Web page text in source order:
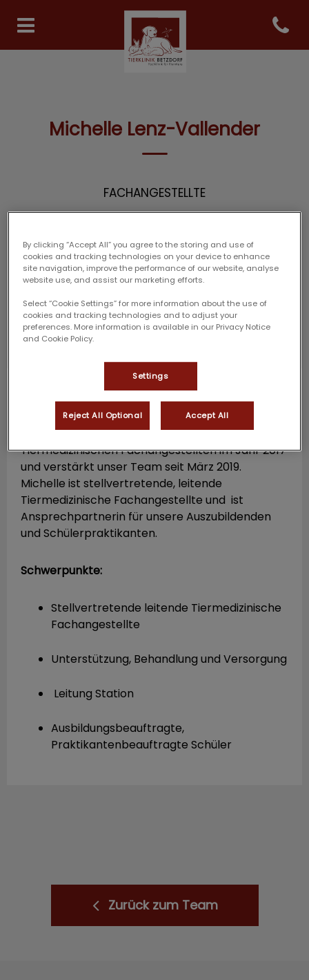
Homepage Tierklinik
Open
Michelle Lenz-Vallender
FACHANGESTELLTE
Michelle Lenz-VallenderTFA / Leitung
Station
Michelle absolvierte ihre Ausbildung zur
Tiermedizinischen Fachangestellten im Jahr 2017
und verstärkt unser Team seit März 2019.
Michelle ist stellvertretende, leitende
Tiermedizinische Fachangestellte und ist
Ansprechpartnerin für unsere Auszubildenden
und Schülerpraktikanten.
Schwerpunkte:
Stellvertretende leitende Tiermedizinische
Fachangestellte
Unterstützung, Behandlung und Versorgung
Leitung Station
Ausbildungsbeauftragte,
Praktikantenbeauftragte Schüler
Zurück zum Team
By clicking “Accept All” you agree to the storing and use of
cookies and tracking technologies on your device to enhance
site navigation, improve the performance of our website, analyse
website use, and assist our marketing efforts.
Select “Cookie Settings” for more information about the use of
cookies and tracking technologies and to adjust your
preferences. More information is available in our Privacy Notice
and Cookie Policy.
Settings
Reject All Optional Accept All